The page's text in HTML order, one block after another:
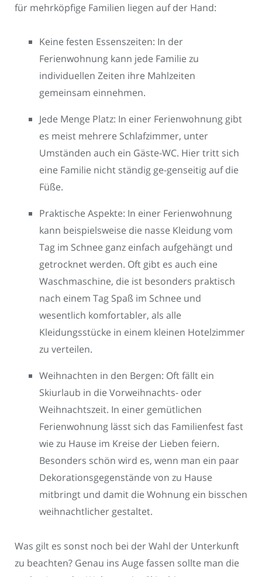
für mehrköpfige Familien liegen auf der Hand:
Keine festen Essenszeiten: In der
Ferienwohnung kann jede Familie zu
individuellen Zeiten ihre Mahlzeiten
gemeinsam einnehmen.
Jede Menge Platz: In einer Ferienwohnung gibt
es meist mehrere Schlafzimmer, unter
Umständen auch ein Gäste-WC. Hier tritt sich
eine Familie nicht ständig ge-genseitig auf die
Füße.
Praktische Aspekte: In einer Ferienwohnung
kann beispielsweise die nasse Kleidung vom
Tag im Schnee ganz einfach aufgehängt und
getrocknet werden. Oft gibt es auch eine
Waschmaschine, die ist besonders praktisch
nach einem Tag Spaß im Schnee und
wesentlich komfortabler, als alle
Kleidungsstücke in einem kleinen Hotelzimmer
zu verteilen.
Weihnachten in den Bergen: Oft fällt ein
Skiurlaub in die Vorweihnachts- oder
Weihnachtszeit. In einer gemütlichen
Ferienwohnung lässt sich das Familienfest fast
wie zu Hause im Kreise der Lieben feiern.
Besonders schön wird es, wenn man ein paar
Dekorationsgegenstände von zu Hause
mitbringt und damit die Wohnung ein bisschen
weihnachtlicher gestaltet.
Was gilt es sonst noch bei der Wahl der Unterkunft
zu beachten? Genau ins Auge fassen sollte man die